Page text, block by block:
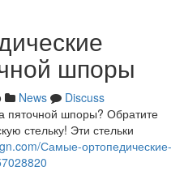
шпоры
News
Discuss
шпоры? Обратите
стельку! Эти стельки
Самые-ортопедические-